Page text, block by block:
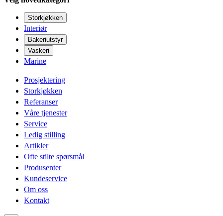
Storkjøkken
Interiør
Bakeriutstyr
Vaskeri
Marine
Prosjektering
Storkjøkken
Referanser
Våre tjenester
Service
Ledig stilling
Artikler
Ofte stilte spørsmål
Produsenter
Kundeservice
Om oss
Kontakt